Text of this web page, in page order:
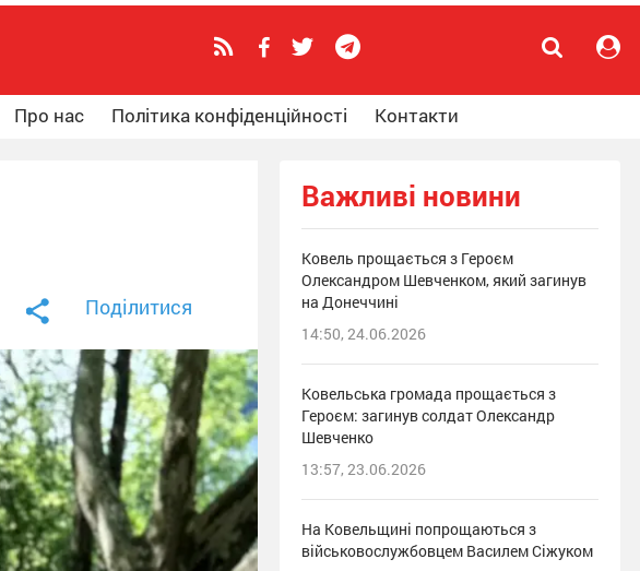
Про нас Політика конфіденційності Контакти
Поділитися
Важливі новини
Ковель прощається з Героєм
Олександром Шевченком, який загинув
на Донеччині
14:50, 24.06.2026
Ковельська громада прощається з
Героєм: загинув солдат Олександр
Шевченко
13:57, 23.06.2026
На Ковельщині попрощаються з
військовослужбовцем Василем Сіжуком